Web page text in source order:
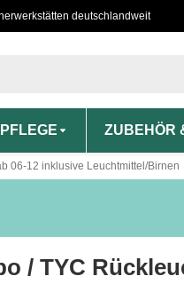
deutschlandweit
ZUBEHÖR
06-12 inklusive Leuchtmittel/Birnen
/ TYC